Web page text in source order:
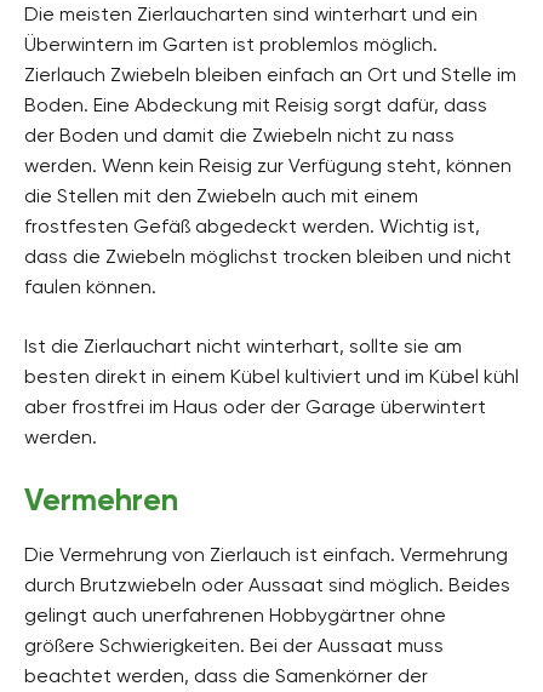
Die meisten Zierlaucharten sind winterhart und ein
Überwintern im Garten ist problemlos möglich.
Zierlauch Zwiebeln bleiben einfach an Ort und Stelle im
Boden. Eine Abdeckung mit Reisig sorgt dafür, dass
der Boden und damit die Zwiebeln nicht zu nass
werden. Wenn kein Reisig zur Verfügung steht, können
die Stellen mit den Zwiebeln auch mit einem
frostfesten Gefäß abgedeckt werden. Wichtig ist,
dass die Zwiebeln möglichst trocken bleiben und nicht
faulen können.
Ist die Zierlauchart nicht winterhart, sollte sie am
besten direkt in einem Kübel kultiviert und im Kübel kühl
aber frostfrei im Haus oder der Garage überwintert
werden.
Vermehren
Die Vermehrung von Zierlauch ist einfach. Vermehrung
durch Brutzwiebeln oder Aussaat sind möglich. Beides
gelingt auch unerfahrenen Hobbygärtner ohne
größere Schwierigkeiten. Bei der Aussaat muss
beachtet werden, dass die Samenkörner der